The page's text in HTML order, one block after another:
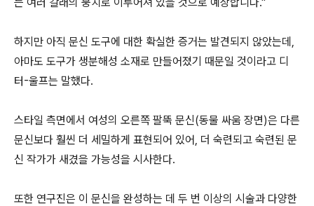
하지만 아직 문신 도구에 대한 확실한 증거는 발견되지 않았는데,
아마도 도구가 생분해성 소재로 만들어졌기 때문일 것이라고 디
터-울프는 말했다.
스타일 측면에서 여성의 오른쪽 팔뚝 문신(동물 싸움 장면)은 다른
문신보다 훨씬 더 세밀하게 표현되어 있어, 더 숙련되고 숙련된 문
신 작가가 새겼을 가능성을 시사한다.
또한 연구진은 이 문신을 완성하는 데 두 번 이상의 시술과 다양한